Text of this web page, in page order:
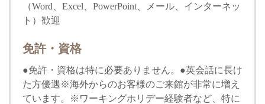
（Word、Excel、PowerPoint、メール、インターネッ
ト）歓迎
免許・資格
●免許・資格は特に必要ありません。●英会話に長け
た方優遇※海外からのお客様のご来館が非常に増え
ています。※ワーキングホリデー経験者など、特に